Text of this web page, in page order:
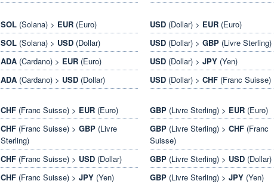
SOL(Solana) > EUR(Euro)
SOL(Solana) > USD(Dollar)
ADA(Cardano) > EUR(Euro)
ADA(Cardano) > USD(Dollar)
USD (Dollar) > EUR (Euro)
USD (Dollar) >GBP (Livre Sterling)
USD (Dollar) >JPY (Yen)
USD (Dollar) >CHF (Franc Suisse)
CHF(Franc Suisse) > EUR(Euro)
CHF(Franc Suisse) > GBP(Livre
Sterling)
CHF(Franc Suisse) > USD(Dollar)
CHF(Franc Suisse) > JPY(Yen)
GBP (Livre Sterling) > EUR (Euro)
GBP (Livre Sterling) >CHF (Franc
Suisse)
GBP (Livre Sterling) > USD (Dollar)
GBP (Livre Sterling) >JPY (Yen)